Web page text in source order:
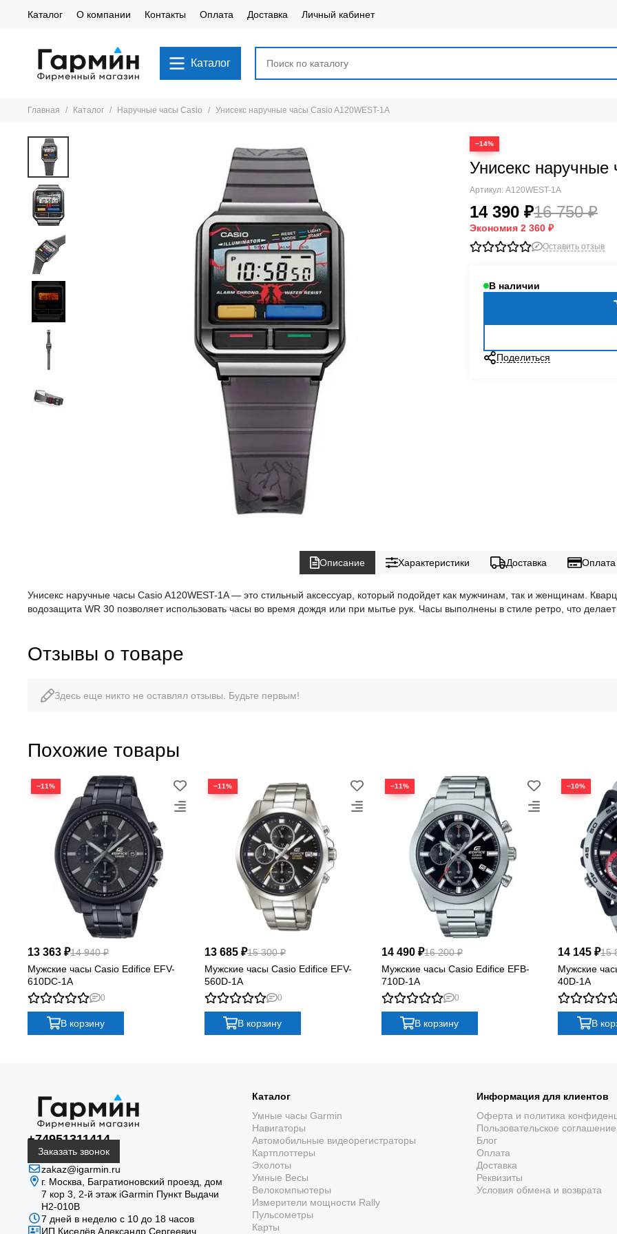
Каталог О компании Контакты Оплата Доставка Личный кабинет
Каталог
Главная Каталог Наручные часы Casio Унисекс наручные часы Casio A120WEST-1A
−14%
Унисекс наручные
Артикул: A120WEST-1A
14 390 ₽16 750 ₽
Экономия 2 360 ₽
Оставить отзыв
В наличии
Поделиться
Описание Характеристики Доставка Оплата
Унисекс наручные часы Casio A120WEST-1A — это стильный аксессуар, который подойдет как мужчинам, так и женщинам.
водозащита WR 30 позволяет использовать часы во время дождя или при мытье рук. Часы выполнены в стиле ретро, что
Отзывы о товаре
Здесь еще никто не оставлял отзывы. Будьте первым!
Похожие товары
−11%
13 363 ₽14 940 ₽
Мужские часы Casio Edifice EFV-
610DC-1A
0
В корзину
−11%
13 685 ₽15 300 ₽
Мужские часы Casio Edifice EFV-
560D-1A
0
В корзину
−11%
14 490 ₽16 200 ₽
Мужские часы Casio Edifice EFB-
710D-1A
0
В корзину
−10%
14 145 ₽15
Мужские
40D-1A
В
+74951311414
Заказать звонок
zakaz@igarmin.ru
г. Москва, Багратионовский проезд, дом
7 кор 3, 2-й этаж iGarmin Пункт Выдачи
Н2-010В
7 дней в неделю с 10 до 18 часов
ИП Киселёв Александр Сергеевич
Каталог
Умные часы Garmin
Навигаторы
Автомобильные видеорегистраторы
Картплоттеры
Эхолоты
Умные Весы
Велокомпьютеры
Измерители мощности Rally
Пульсометры
Карты
Информация для клиентов
Оферта и политика
Пользовательское соглашение
Блог
Оплата
Доставка
Реквизиты
Условия обмена и возврата